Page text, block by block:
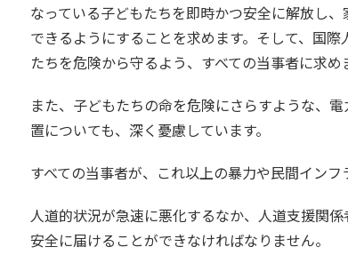
なっている子どもたちを即時かつ安全に解放し
できるようにすることを求めます。そして、国際
たちを危険から守るよう、すべての当事者に求め
また、子どもたちの命を危険にさらすような、
置についても、深く憂慮しています。
すべての当事者が、これ以上の暴力や民間インフ
人道的状況が急速に悪化するなか、人道支援関
安全に届けることができなければなりません。